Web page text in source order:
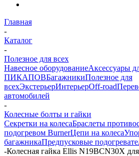
Главная
-
Каталог
-
Полезное для всех
Навесное оборудованиеАксессуары
ПИКАПОВБагажникиПолезное для
всехЭкстерьерИнтерьерOff-road
автомобилей
-
Колесные болты и гайки
Секретки на колесаБраслеты
подогревом BurnerЦепи на колеса
багажникаПредпусковые
-Колесная гайка Ellis N19BCN30X